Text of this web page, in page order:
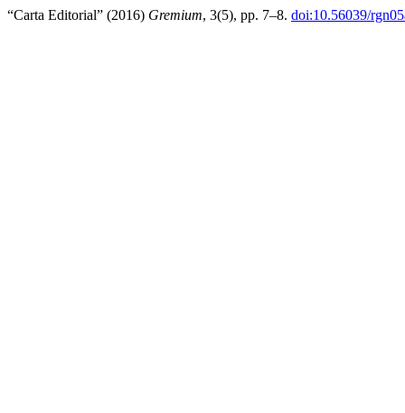
“Carta Editorial” (2016) Gremium, 3(5), pp. 7–8. doi:10.56039/